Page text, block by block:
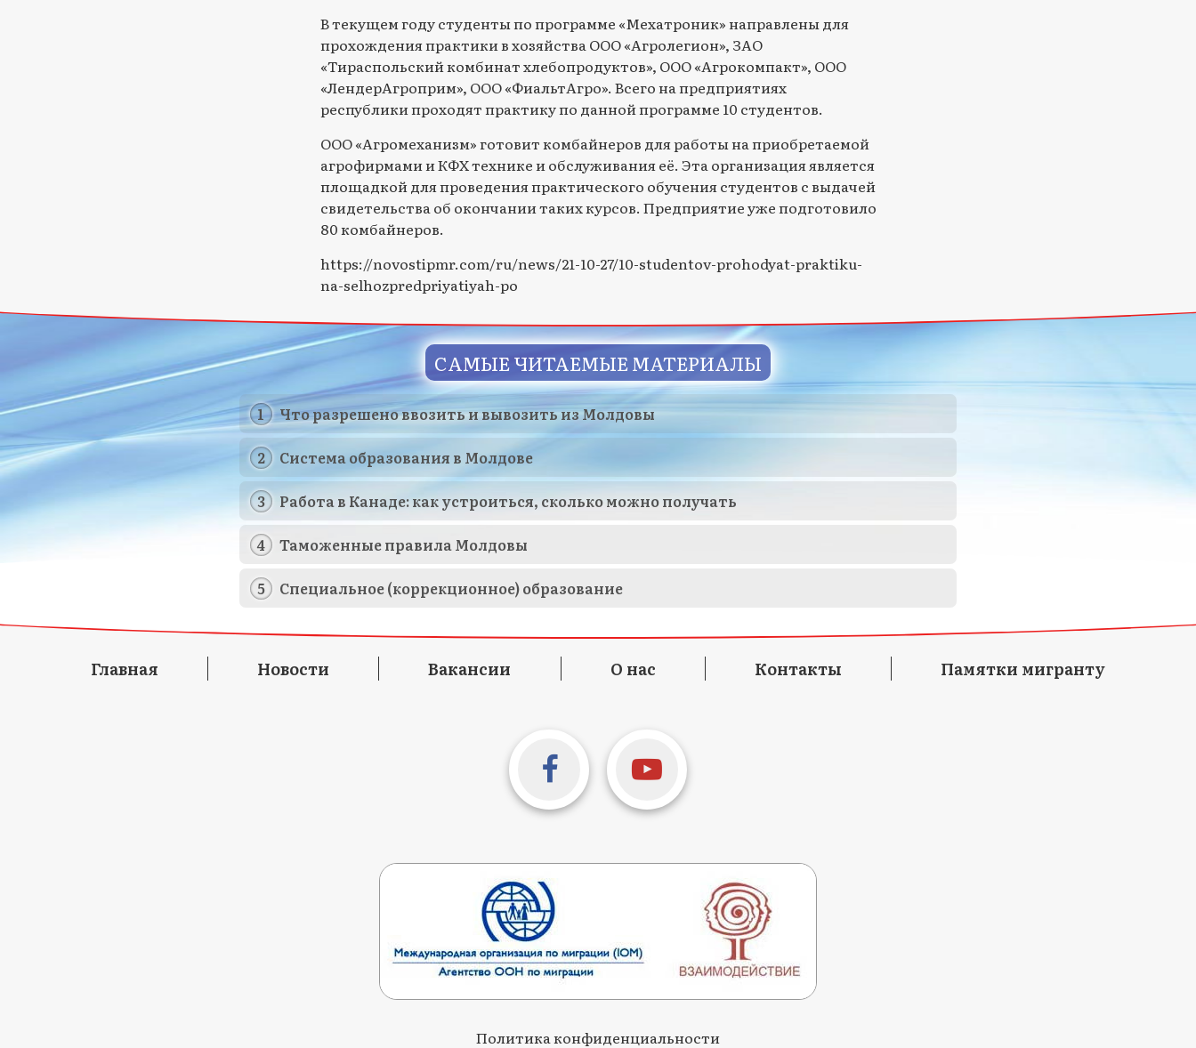
В текущем году студенты по программе «Мехатроник» направлены для
прохождения практики в хозяйства ООО «Агролегион», ЗАО
«Тираспольский комбинат хлебопродуктов», ООО «Агрокомпакт», ООО
«ЛендерАгроприм», ООО «ФиальтАгро». Всего на предприятиях
республики проходят практику по данной программе 10 студентов.
ООО «Агромеханизм» готовит комбайнеров для работы на приобретаемой
агрофирмами и КФХ технике и обслуживания её. Эта организация является
площадкой для проведения практического обучения студентов с выдачей
свидетельства об окончании таких курсов. Предприятие уже подготовило
80 комбайнеров.
https://novostipmr.com/ru/news/21-10-27/10-studentov-prohodyat-praktiku-
na-selhozpredpriyatiyah-po
САМЫЕ ЧИТАЕМЫЕ МАТЕРИАЛЫ
Что разрешено ввозить и вывозить из Молдовы
Система образования в Молдове
Работа в Канаде: как устроиться, сколько можно получать
Таможенные правила Молдовы
Специальное (коррекционное) образование
Главная Новости Вакансии О нас Контакты Памятки мигранту
Политика конфиденциальности